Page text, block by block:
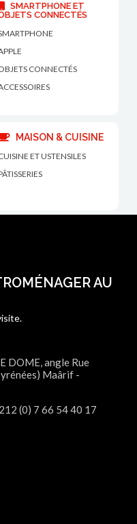
SMARTPHONE ET
CONNECTÉS
CONNECTÉS
MAISON & CUISINE
ET USTENSILES
AU
DOME, angle Rue
Maârif -
(0) 7 66 54 40 17